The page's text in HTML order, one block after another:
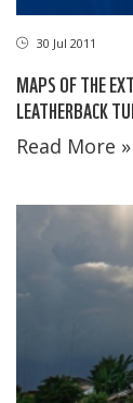
30 Jul 2011
MAPS OF THE
LEATHERBACK
Read More »